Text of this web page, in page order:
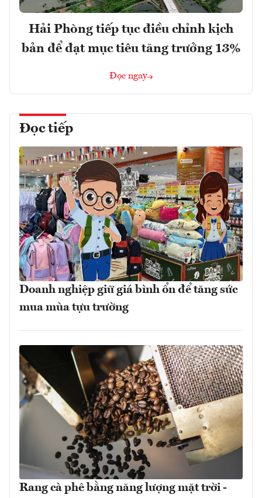
Hải Phòng tiếp tục điều chỉnh kịch
bản để đạt mục tiêu tăng trưởng 13%
Đọc ngay
Đọc tiếp
Doanh nghiệp giữ giá bình ổn để tăng sức
mua mùa tựu trường
Rang cà phê bằng năng lượng mặt trời -